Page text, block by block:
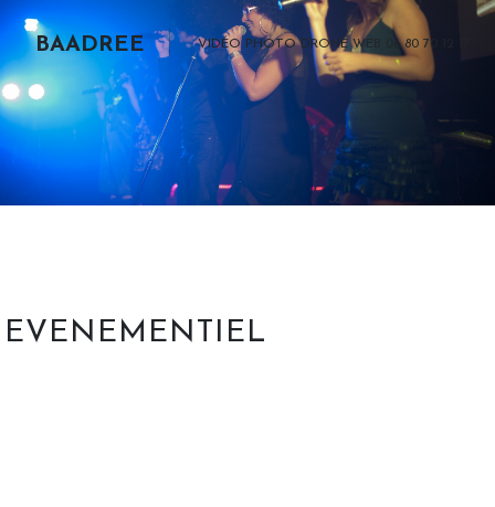
BAADREE VIDÉO PHOTO DRONE WEB 06 80 70 12 17
EVENEMENTIEL